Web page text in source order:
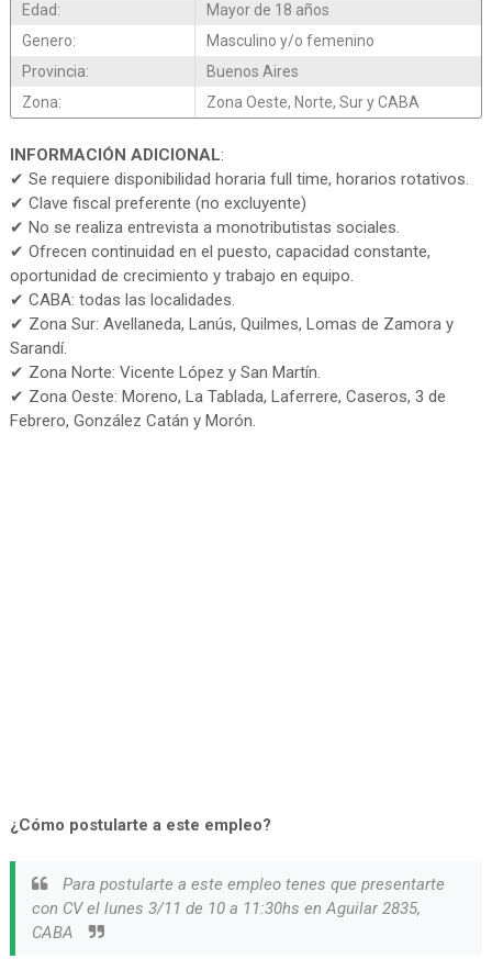
Edad:
Mayor de 18 años
Genero:
Masculino y/o femenino
Provincia:
Buenos Aires
Zona:
Zona Oeste, Norte, Sur y CABA
INFORMACIÓN ADICIONAL:
✔ Se requiere disponibilidad horaria full time, horarios rotativos.
✔ Clave fiscal preferente (no excluyente)
✔ No se realiza entrevista a monotributistas sociales.
✔ Ofrecen continuidad en el puesto, capacidad constante,
oportunidad de crecimiento y trabajo en equipo.
✔ CABA: todas las localidades.
✔ Zona Sur: Avellaneda, Lanús, Quilmes, Lomas de Zamora y
Sarandí.
✔ Zona Norte: Vicente López y San Martín.
✔ Zona Oeste: Moreno, La Tablada, Laferrere, Caseros, 3 de
Febrero, González Catán y Morón.
¿Cómo postularte a este empleo?
Para postularte a este empleo tenes que presentarte
con CV el lunes 3/11 de 10 a 11:30hs en Aguilar 2835,
CABA